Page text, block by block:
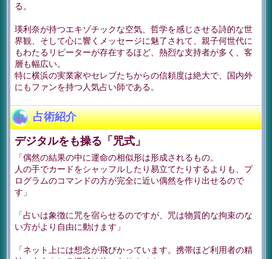
る。
瑛利奈が持つエキゾチックな空気、哲学を感じさせる詩的な世
界観、そして心に響くメッセージに魅了されて、親子何世代に
もわたるリピーターが存在するほど、熱烈な支持者が多く、客
層も幅広い。
特に横浜の実業家やセレブたちからの信頼度は絶大で、国内外
にもファンを持つ人気占い師である。
占術紹介
デジタルをも操る「咒式」
「偶然の結果の中に運命の相似形は形成されるもの。
人の手でカードをシャッフルしたり易立てたりするよりも、プ
ログラムのコマンドの方が完全に近い偶然を作り出せるので
す」
「占いは象徴に咒を宿らせるのですが、咒は物質的な拘束のな
い方がより自由に動けます」
「ネット上には想念が飛びかっています。携帯ほど利用者の精